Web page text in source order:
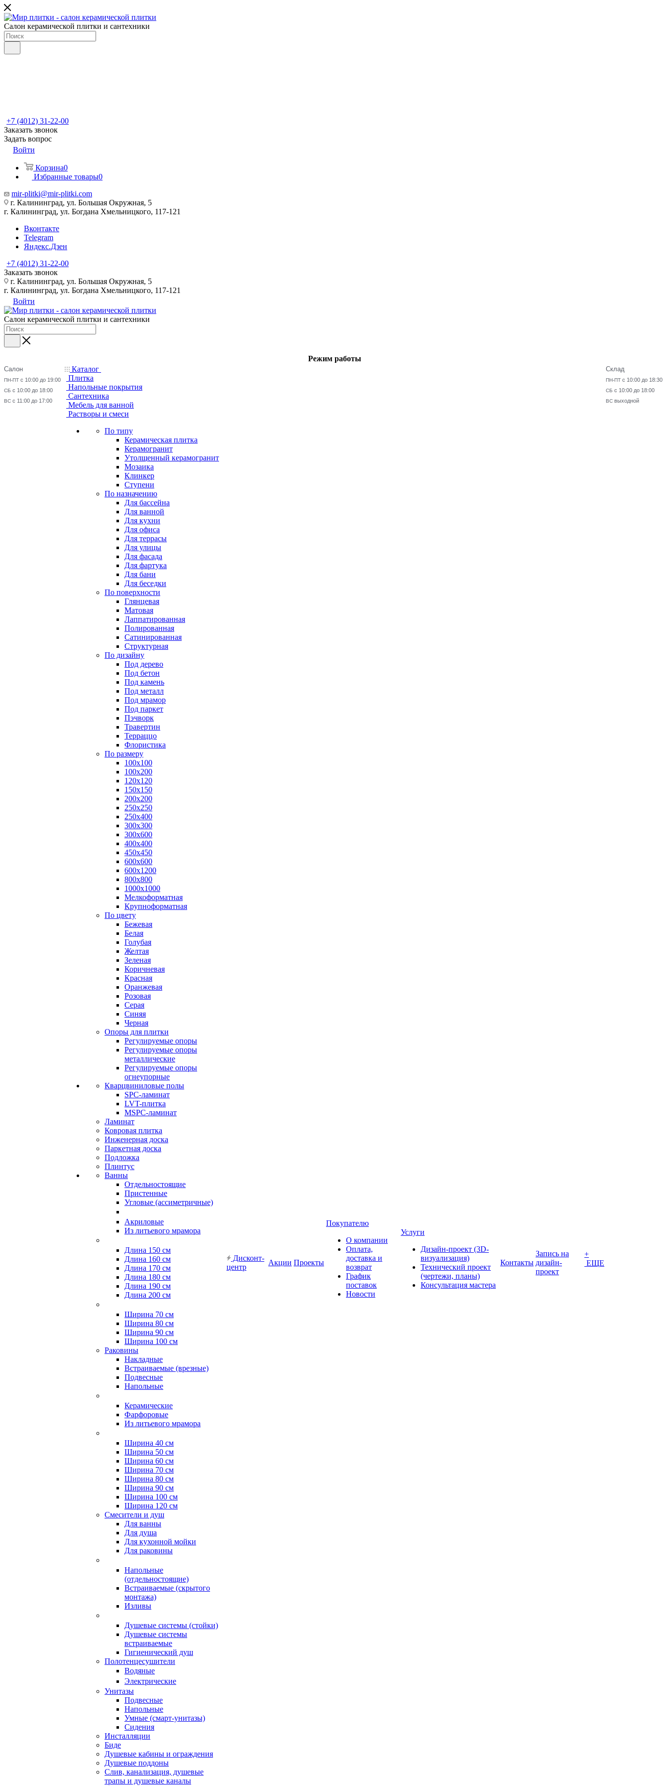
Салон керамической плитки и сантехники
+7 (4012) 31-22-00
Заказать звонок
Задать вопрос
Войти
Корзина0
Избранные товары0
mir-plitki@mir-plitki.com
г. Калининград, ул. Большая Окружная, 5
г. Калининград, ул. Богдана Хмельницкого, 117-121
Вконтакте
Telegram
Яндекс.Дзен
+7 (4012) 31-22-00
Заказать звонок
г. Калининград, ул. Большая Окружная, 5
г. Калининград, ул. Богдана Хмельницкого, 117-121
Войти
Салон керамической плитки и сантехники
Режим работы
Салон
ПН-ПТ с 10:00 до 19:00
СБ с 10:00 до 18:00
ВС с 11:00 до 17:00
Склад
ПН-ПТ с 10:00 до 18:30
СБ с 10:00 до 18:00
ВС выходной
Каталог
Плитка
Напольные покрытия
Сантехника
Мебель для ванной
Растворы и смеси
По типу
Керамическая плитка
Керамогранит
Утолщенный керамогранит
Мозаика
Клинкер
Ступени
По назначению
Для бассейна
Для ванной
Для кухни
Для офиса
Для террасы
Для улицы
Для фасада
Для фартука
Для бани
Для беседки
По поверхности
Глянцевая
Матовая
Лаппатированная
Полированная
Сатинированная
Структурная
По дизайну
Под дерево
Под бетон
Под камень
Под металл
Под мрамор
Под паркет
Пэчворк
Травертин
Терраццо
Флористика
По размеру
100х100
100х200
120х120
150х150
200х200
250х250
250х400
300х300
300х600
400х400
450х450
600х600
600х1200
800х800
1000х1000
Мелкоформатная
Крупноформатная
По цвету
Бежевая
Белая
Голубая
Желтая
Зеленая
Коричневая
Красная
Оранжевая
Розовая
Серая
Синяя
Черная
Опоры для плитки
Регулируемые опоры
Регулируемые опоры
металлические
Регулируемые опоры
огнеупорные
Кварцвиниловые полы
SPC-ламинат
LVT-плитка
MSPC-ламинат
Ламинат
Ковровая плитка
Инженерная доска
Паркетная доска
Подложка
Плинтус
Ванны
Отдельностоящие
Пристенные
Угловые (ассиметричные)
Акриловые
Из литьевого мрамора
Длина 150 см
Длина 160 см
Длина 170 см
Длина 180 см
Длина 190 см
Длина 200 см
Ширина 70 см
Ширина 80 см
Ширина 90 см
Ширина 100 см
Раковины
Накладные
Встраиваемые (врезные)
Подвесные
Напольные
Керамические
Фарфоровые
Из литьевого мрамора
Ширина 40 см
Ширина 50 см
Ширина 60 см
Ширина 70 см
Ширина 80 см
Ширина 90 см
Ширина 100 см
Ширина 120 см
Смесители и душ
Для ванны
Для душа
Для кухонной мойки
Для раковины
Напольные
(отдельностоящие)
Встраиваемые (скрытого
монтажа)
Изливы
Душевые системы (стойки)
Душевые системы
встраиваемые
Гигиенический душ
Полотенцесушители
ㅤВодяные
ㅤЭлектрические
Унитазы
Подвесные
Напольные
Умные (смарт-унитазы)
Сидения
Инсталляции
Биде
Душевые кабины и ограждения
Душевые поддоны
Слив, канализация, душевые
трапы и душевые каналы
Дисконт-
центр
Акции Проекты
Покупателю
О компании
Оплата,
доставка и
возврат
График
поставок
Новости
Услуги
Дизайн-проект (3D-
визуализация)
Технический проект
(чертежи, планы)
Консультация мастера
Контакты
Запись на
дизайн-
проект
+
ЕЩЕ